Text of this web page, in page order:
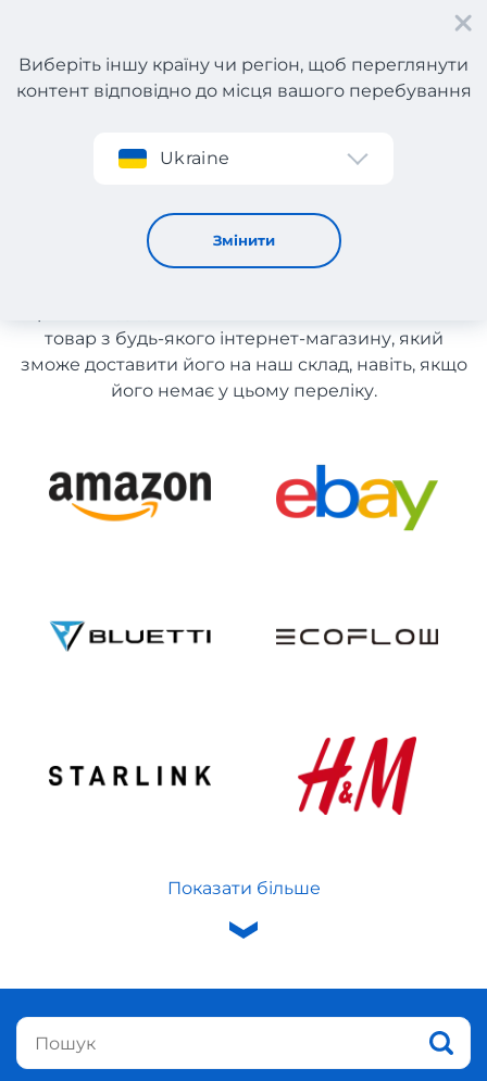
Реєстрація
Виберіть іншу країну чи регіон, щоб переглянути
контент відповідно до місця вашого перебування
Ukraine
Змінити
Товари для здоров'я зі США
Товари для здоров'я зі США
товар з будь-якого інтернет-магазину, який
зможе доставити його на наш склад, навіть, якщо
його немає у цьому переліку.
Показати більше